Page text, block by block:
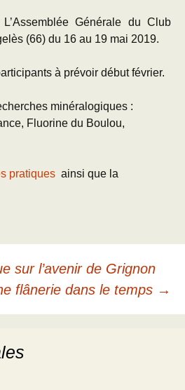
L’Assemblée Générale du Club
(66) du 16 au 19 mai 2019.
à prévoir début février.
minéralogiques :
Fluorine du Boulou,
pratiques ainsi que la
sur l’avenir de Grignon
flânerie dans le temps →